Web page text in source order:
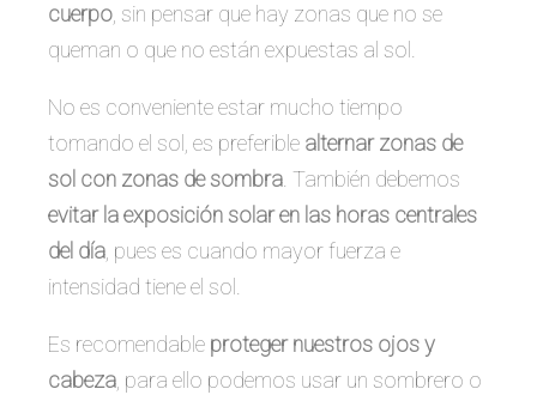
cuerpo, sin pensar que hay zonas que no se
queman o que no están expuestas al sol.
No es conveniente estar mucho tiempo
tomando el sol, es preferible alternar zonas de
sol con zonas de sombra. También debemos
evitar la exposición solar en las horas centrales
del día, pues es cuando mayor fuerza e
intensidad tiene el sol.
Es recomendable proteger nuestros ojos y
cabeza, para ello podemos usar un sombrero o